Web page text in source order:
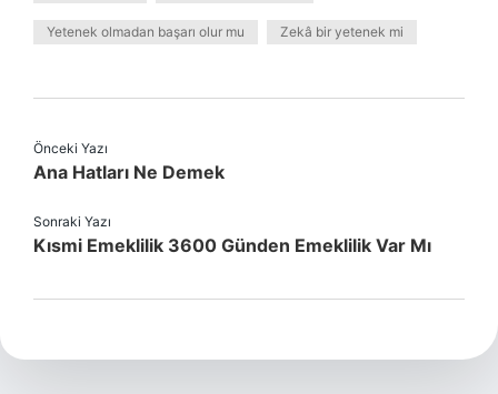
Yetenek olmadan başarı olur mu Zekâ bir yetenek mi
Önceki Yazı
Ana Hatları Ne Demek
Sonraki Yazı
Kısmi Emeklilik 3600 Günden Emeklilik Var Mı